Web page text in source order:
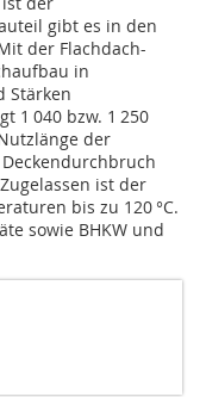
gibt es in den
der Flachdach-
in
Stärken
1 040 bzw. 1 250
der
ist der
bis zu 120 °C.
sowie BHKW und